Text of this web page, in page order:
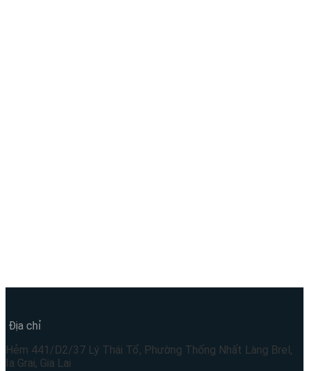
Địa chỉ
Hẻm 441/D2/37 Lý Thái Tổ, Phường Thống Nhất Làng Brel,
Ia Grai, Gia Lai